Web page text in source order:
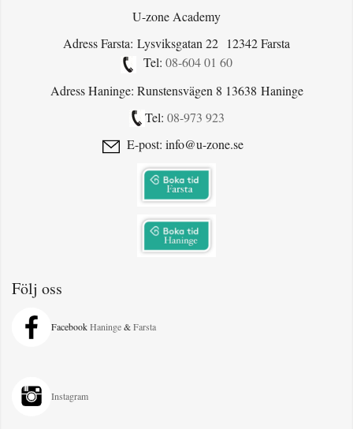
U-zone Academy
Adress Farsta: Lysviksgatan 22 12342 Farsta
Tel: 08-604 01 60
Adress Haninge: Runstensvägen 8 13638 Haninge
Tel: 08-973 923
E-post: info@u-zone.se
Följ oss
FacebookHaninge&Farsta
Instagram